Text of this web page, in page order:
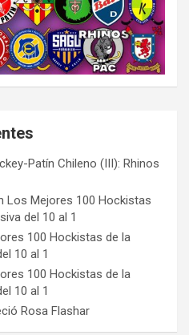
Patín Chileno (III): Rhinos
Los Mejores 100 Hockistas
del 10 al 1
100 Hockistas de la
10 al 1
100 Hockistas de la
10 al 1
Rosa Flashar